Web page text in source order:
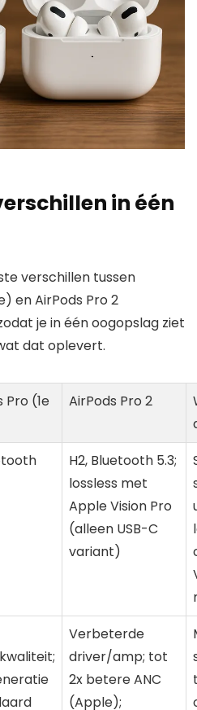
in één
verschillen tussen
en AirPods Pro 2
je in één oogopslag ziet
dat oplevert.
Pro (1e
AirPods Pro 2
H2, Bluetooth 5.3;
lossless met
Apple Vision Pro
(alleen USB-C
variant)
Verbeterde
driver/amp; tot
2x betere ANC
(Apple);